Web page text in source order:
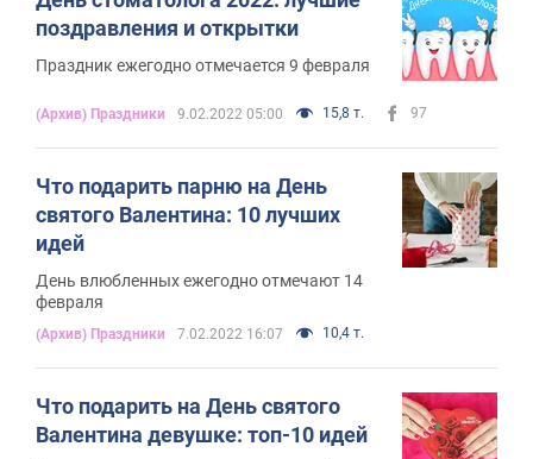
поздравления и открытки
Праздник ежегодно отмечается 9 февраля
(Архив) Праздники 9.02.2022 05:00 15,8 т. 97
Что подарить парню на День
святого Валентина: 10 лучших
идей
День влюбленных ежегодно отмечают 14
февраля
(Архив) Праздники 7.02.2022 16:07 10,4 т.
Что подарить на День святого
Валентина девушке: топ-10 идей